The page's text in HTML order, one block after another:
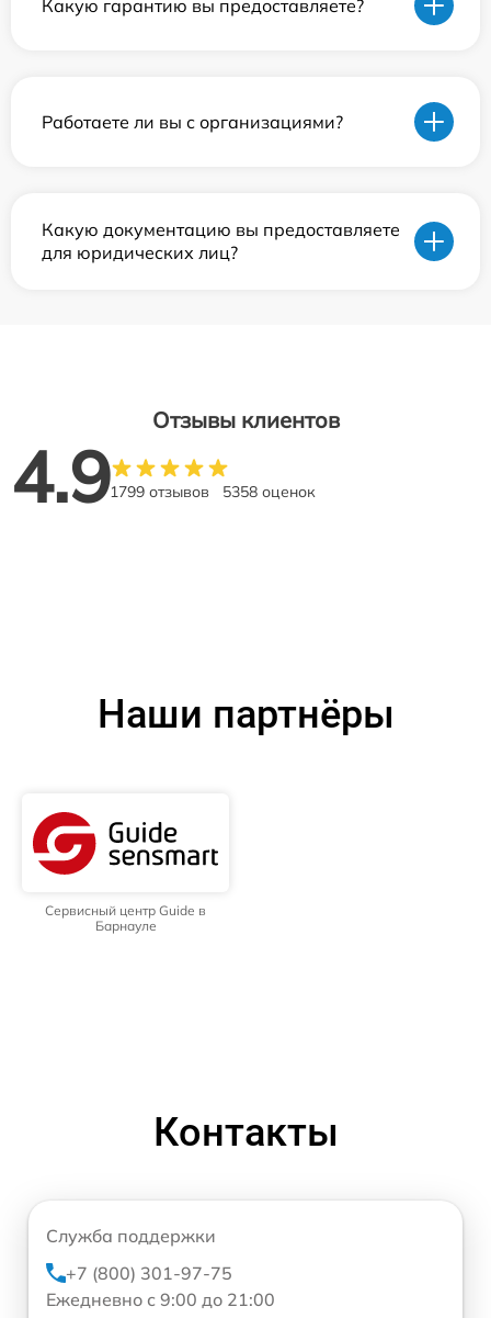
Какую гарантию вы предоставляете?
Работаете ли вы с организациями?
Какую документацию вы предоставляете
для юридических лиц?
Отзывы клиентов
4.91799 отзывов 5358 оценок
Наши партнёры
Сервисный центр Guide в
Барнауле
Контакты
Служба поддержки
+7 (800) 301-97-75
Ежедневно с 9:00 до 21:00